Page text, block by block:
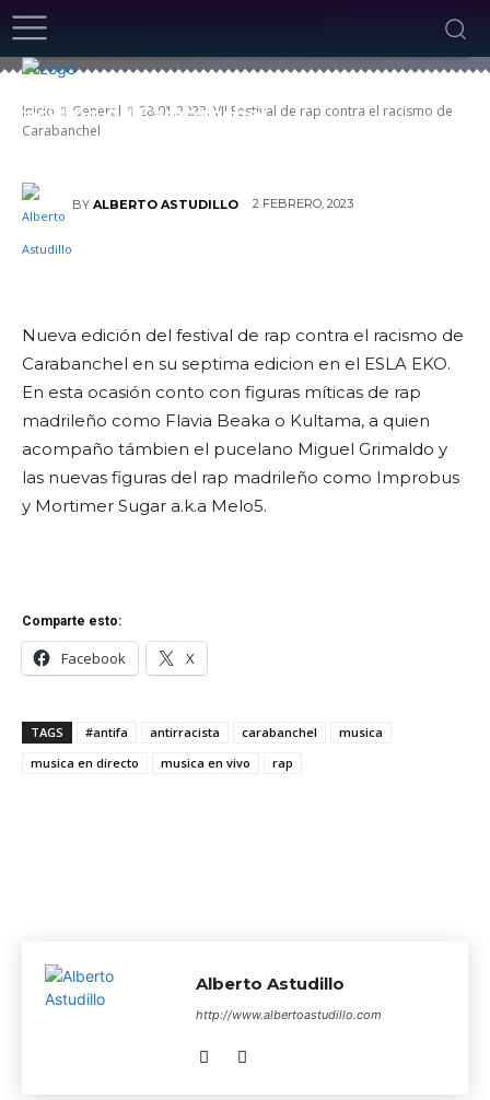
Inicio General
28.01.2023. VII Festival de rap contra el racismo de
Carabanchel
28.01.2023. VII Festival de rap contra el
racismo de Carabanchel
BY ALBERTO ASTUDILLO 2 FEBRERO, 2023
Nueva edición del festival de rap contra el racismo de
Carabanchel en su septima edicion en el ESLA EKO.
En esta ocasión conto con figuras míticas de rap
madrileño como Flavia Beaka o Kultama, a quien
acompaño támbien el pucelano Miguel Grimaldo y
las nuevas figuras del rap madrileño como Improbus
y Mortimer Sugar a.k.a Melo5.
Comparte esto:
Facebook X
TAGS #antifa antirracista carabanchel
musica
musica en directo
musica en vivo rap
Alberto Astudillo
http://www.albertoastudillo.com